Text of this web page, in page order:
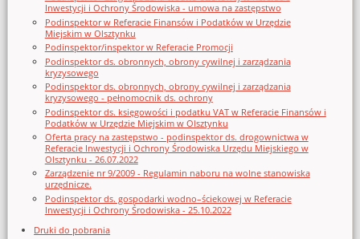
Inwestycji i Ochrony Środowiska - umowa na zastępstwo
Podinspektor w Referacie Finansów i Podatków w Urzędzie
Miejskim w Olsztynku
Podinspektor/inspektor w Referacie Promocji
Podinspektor ds. obronnych, obrony cywilnej i zarządzania
kryzysowego
Podinspektor ds. obronnych, obrony cywilnej i zarządzania
kryzysowego - pełnomocnik ds. ochrony
Podinspektor ds. księgowości i podatku VAT w Referacie Finansów i
Podatków w Urzędzie Miejskim w Olsztynku
Oferta pracy na zastępstwo - podinspektor ds. drogownictwa w
Referacie Inwestycji i Ochrony Środowiska Urzędu Miejskiego w
Olsztynku - 26.07.2022
Zarządzenie nr 9/2009 - Regulamin naboru na wolne stanowiska
urzędnicze.
Podinspektor ds. gospodarki wodno–ściekowej w Referacie
Inwestycji i Ochrony Środowiska - 25.10.2022
Druki do pobrania